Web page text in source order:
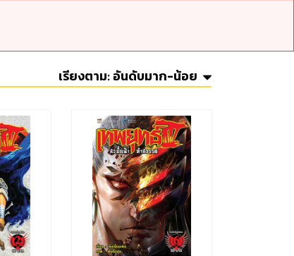
เรียงตาม:อันดับมาก-น้อย